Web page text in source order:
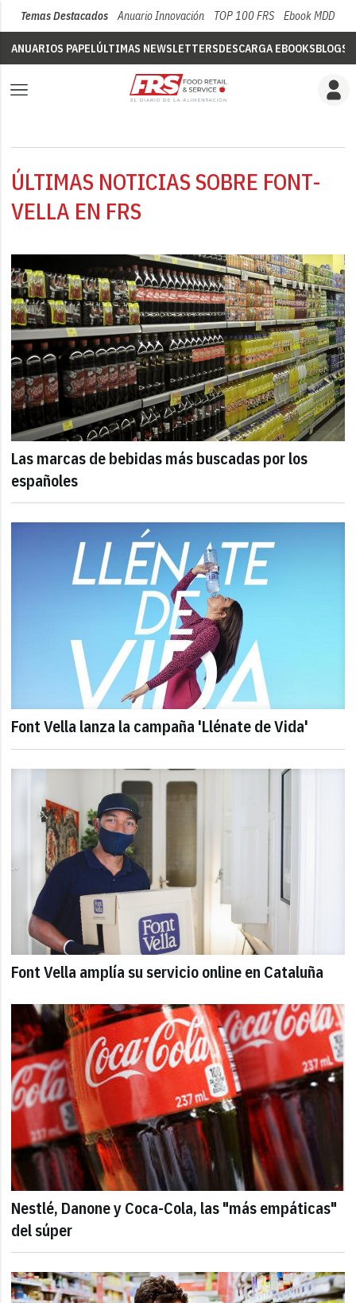
Temas Destacados Anuario Innovación TOP 100 FRS Ebook MDD
ANUARIOS PAPELÚLTIMAS NEWSLETTERSDESCARGA EBOOKSBLOGS
ÚLTIMAS NOTICIAS SOBRE FONT-
VELLA EN FRS
Las marcas de bebidas más buscadas por los
españoles
Font Vella lanza la campaña 'Llénate de Vida'
Font Vella amplía su servicio online en Cataluña
Nestlé, Danone y Coca-Cola, las "más empáticas"
del súper